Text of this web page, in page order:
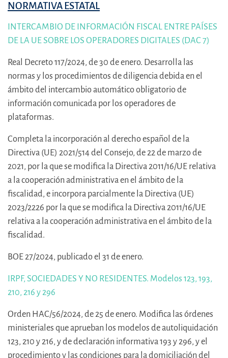
NORMATIVA ESTATAL
INTERCAMBIO DE INFORMACIÓN FISCAL ENTRE PAÍSES
DE LA UE SOBRE LOS OPERADORES DIGITALES (DAC 7)
Real Decreto 117/2024, de 30 de enero. Desarrolla las
normas y los procedimientos de diligencia debida en el
ámbito del intercambio automático obligatorio de
información comunicada por los operadores de
plataformas.
Completa la incorporación al derecho español de la
Directiva (UE) 2021/514 del Consejo, de 22 de marzo de
2021, por la que se modifica la Directiva 2011/16/UE relativa
a la cooperación administrativa en el ámbito de la
fiscalidad, e incorpora parcialmente la Directiva (UE)
2023/2226 por la que se modifica la Directiva 2011/16/UE
relativa a la cooperación administrativa en el ámbito de la
fiscalidad.
BOE 27/2024, publicado el 31 de enero.
IRPF, SOCIEDADES Y NO RESIDENTES. Modelos 123, 193,
210, 216 y 296
Orden HAC/56/2024, de 25 de enero. Modifica las órdenes
ministeriales que aprueban los modelos de autoliquidación
123, 210 y 216, y de declaración informativa 193 y 296, y el
procedimiento y las condiciones para la domiciliación del